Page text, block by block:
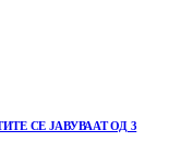
СЕ ЈАВУВААТ ОД 3